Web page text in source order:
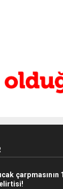
çarpmasının